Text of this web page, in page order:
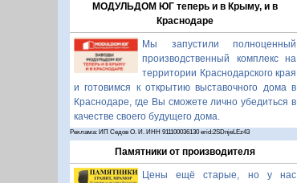
МОДУЛЬДОМ ЮГ теперь и в Крыму, и в
Краснодаре
Мы запустили полноценный
производственный комплекс на
территории Краснодарского края
и готовимся к открытию выставочного дома в
Краснодаре, где Вы сможете лично убедиться в
качестве своего будущего дома.
Реклама: ИП Седов О. И. ИНН 911100036130 erid:2SDnjeLEz43
Памятники от производителя
Цены ещё старые, но у нас